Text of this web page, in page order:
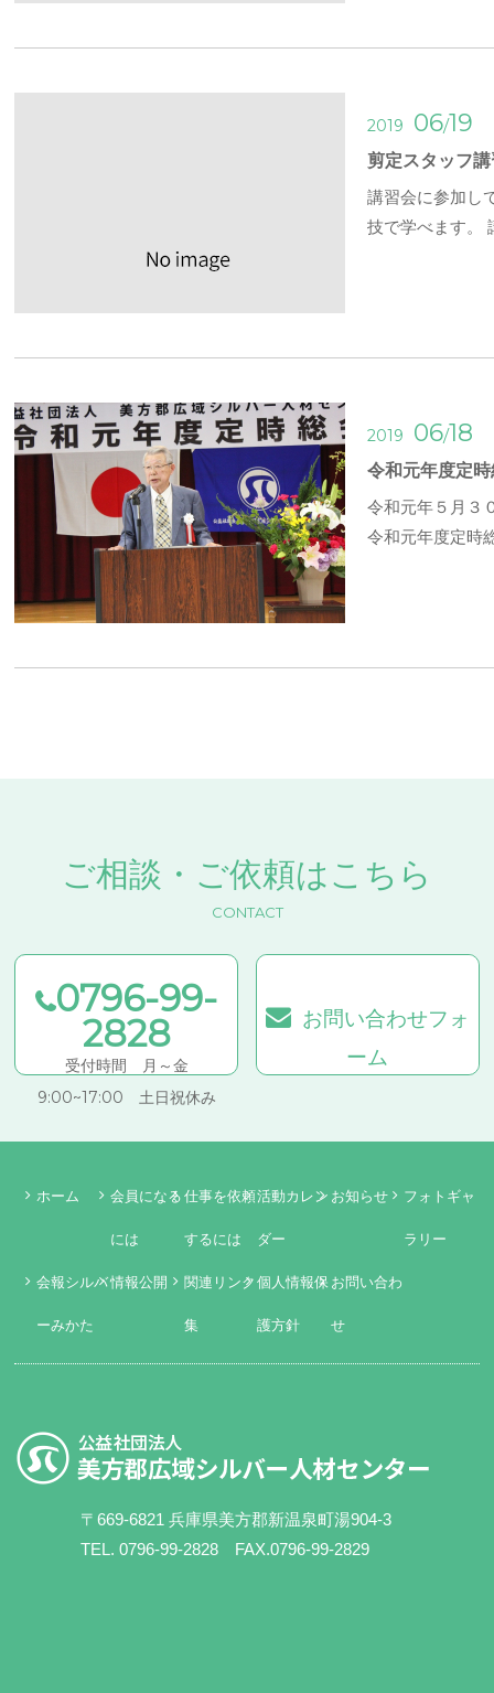
2019 06/19
剪定スタッフ
講習会に参加し
技で学べます。
2019 06/18
令和元年度定
令和元年５月３
令和元年度定時
ご相談・ご依頼はこちら
CONTACT
0796-99-
2828
受付時間 月～金
9:00~17:00 土日祝休み
お問い合わせフォ
ーム
ホーム 会員になる
には
仕事を依頼
するには
活動カレン
ダー
お知らせ フォトギャ
ラリー
会報シルバ
ーみかた
情報公開 関連リンク
集
個人情報保
護方針
お問い合わ
せ
〒669-6821 兵庫県美方郡新温泉町湯904-3
TEL. 0796-99-2828 FAX.0796-99-2829